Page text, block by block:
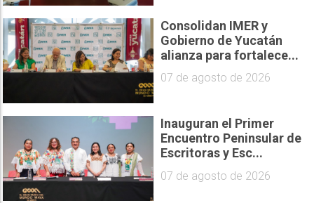
Consolidan IMER y
Gobierno de Yucatán
alianza para fortalece...
07 de agosto de 2026
Inauguran el Primer
Encuentro Peninsular de
Escritoras y Esc...
07 de agosto de 2026